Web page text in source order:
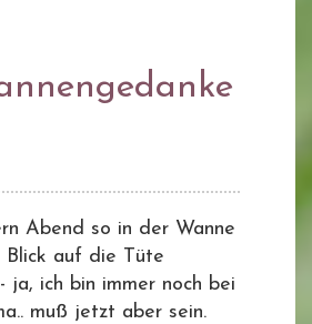
Abend so in der Wanne
Blick auf die Tüte
ja, ich bin immer noch bei
muß jetzt aber sein.